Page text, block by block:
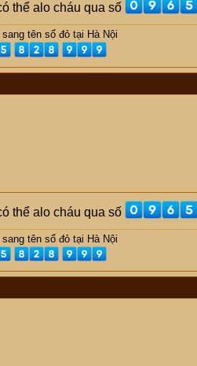
thể alo cháu qua số
tên sổ đỏ tại Hà Nội
thể alo cháu qua số
tên sổ đỏ tại Hà Nội